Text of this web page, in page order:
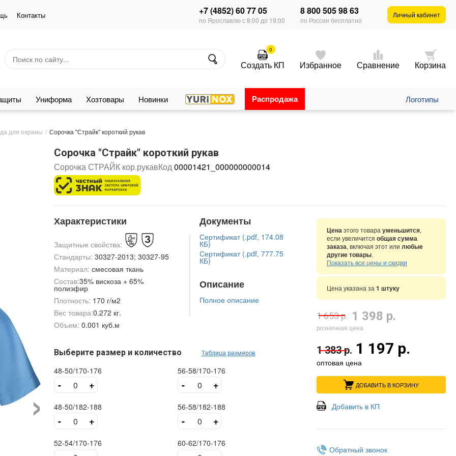
Контакты +7 (4852) 60 77 05
по Ярославлю с 8:00 до 19:00
8 800 505 98 63
по России бесплатно
Личный кабинет
0
Создать КП Избранное Сравнение Корзина
Униформа Хозтовары Новинки Распродажа Логотипы
для охраны Сорочка "Страйк" короткий рукав
›
Сорочка "Страйк" короткий рукав
Сорочка СТРАЙК кор.рукавКод00001421_000000000014
Характеристики
Защитные свойства:
Стандарты: 30327-2013; 30327-95
Материал: смесовая ткань
Состав:35% вискоза + 65%
полиэфир
Плотность: 170 г/м2
Вес товара:0.272 кг.
Объем: 0.001 куб.м
Документы
Сертификат (.pdf, 174.08
КБ)
Сертификат (.pdf, 777.75
КБ)
Описание
Полное описание
Выберите размер и количество Таблица размеров
48-50/170-176
- +
48-50/182-188
- +
52-54/170-176
56-58/170-176
- +
56-58/182-188
- +
60-62/170-176
Ценаэтого товара уменьшится,
если увеличится общая сумма
заказа, включая этот или любые
другие товары.
Показать все цены и скидки
Цена указана за 1 штуку
1 653 р. 1 398 р.
розничная цена
1 383 р. 1 197 р.
оптовая цена
ДОБАВИТЬ В КОРЗИНУ
Добавить в КП
Обратный звонок